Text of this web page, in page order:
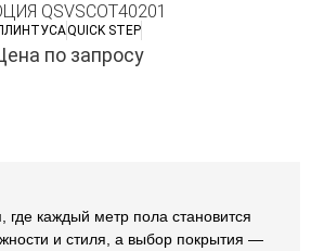
QSVSCOT40201
QUICK STEP
по запросу
каждый метр пола становится
и стиля, а выбор покрытия —